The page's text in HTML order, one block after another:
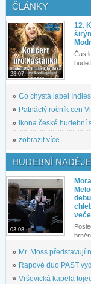
ČLÁNKY
28.07.
12.
Čas
bude
» Co chystá label
» Patnáctý ročník cen
»
Ikona české hudební
» zobrazit více...
HUDEBNÍ NADĚJE
03.08.
» Mr. Moss představují
» Rapové duo PAST
» Vršovická kapela